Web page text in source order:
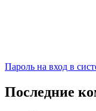
Пароль на вход в
Последние